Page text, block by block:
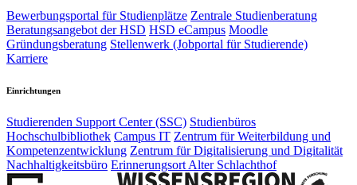
Bewerbungsportal für Studienplätze Zentrale Studienberatung
Beratungsangebot der HSD HSD eCampus Moodle
Gründungsberatung Stellenwerk (Jobportal für Studierende)
Karriere
Einrichtungen
Studierenden Support Center (SSC) Studienbüros
Hochschulbibliothek Campus IT Zentrum für Weiterbildung und
Kompetenzentwicklung Zentrum für Digitalisierung und Digitalität
Nachhaltigkeitsbüro Erinnerungsort Alter Schlachthof